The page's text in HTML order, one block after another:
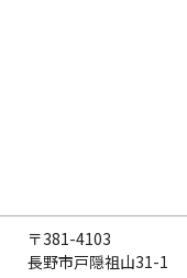
〒381-4103
長野市戸隠祖山31-1